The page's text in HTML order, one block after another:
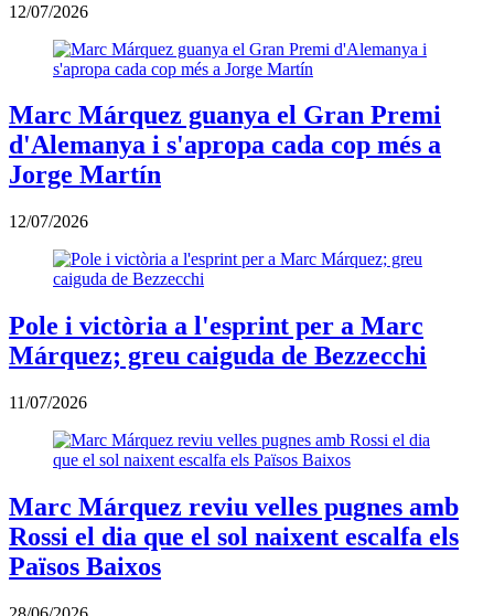
12/07/2026
Marc Márquez guanya el Gran Premi
d'Alemanya i s'apropa cada cop més a
Jorge Martín
12/07/2026
Pole i victòria a l'esprint per a Marc
Márquez; greu caiguda de Bezzecchi
11/07/2026
Marc Márquez reviu velles pugnes amb
Rossi el dia que el sol naixent escalfa els
Països Baixos